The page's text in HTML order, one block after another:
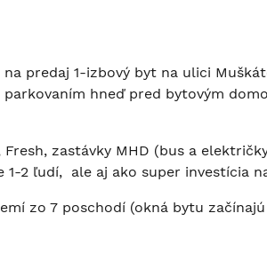
predaj 1-izbový byt na ulici
hneď pred bytovým
zastávky MHD (bus a
2 ľudí, ale aj ako super investícia
zo 7 poschodí (okná bytu